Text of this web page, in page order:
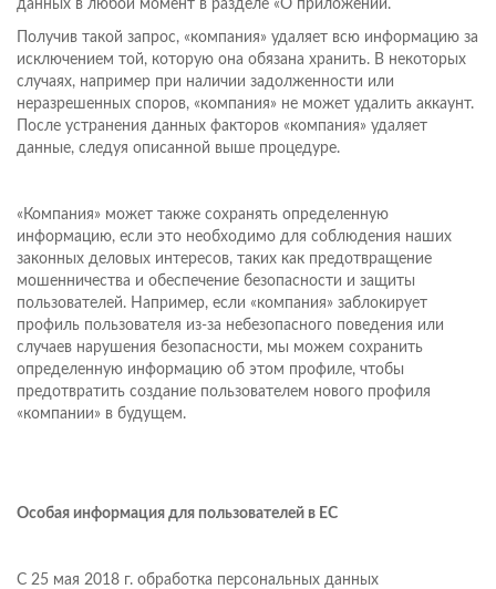
данных в любой момент в разделе «О приложении.
Получив такой запрос, «компания» удаляет всю информацию за
исключением той, которую она обязана хранить. В некоторых
случаях, например при наличии задолженности или
неразрешенных споров, «компания» не может удалить аккаунт.
После устранения данных факторов «компания» удаляет
данные, следуя описанной выше процедуре.
«Компания» может также сохранять определенную
информацию, если это необходимо для соблюдения наших
законных деловых интересов, таких как предотвращение
мошенничества и обеспечение безопасности и защиты
пользователей. Например, если «компания» заблокирует
профиль пользователя из-за небезопасного поведения или
случаев нарушения безопасности, мы можем сохранить
определенную информацию об этом профиле, чтобы
предотвратить создание пользователем нового профиля
«компании» в будущем.
Особая информация для пользователей в ЕС
С 25 мая 2018 г. обработка персональных данных